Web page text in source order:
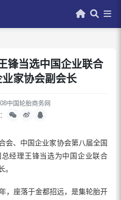
锋当选中国企业联合
家协会副会长
中国轮胎商务网
、中国企业家协会第八届全国
经理王锋当选为中国企业联合
。
座落于金都招远，是集轮胎开